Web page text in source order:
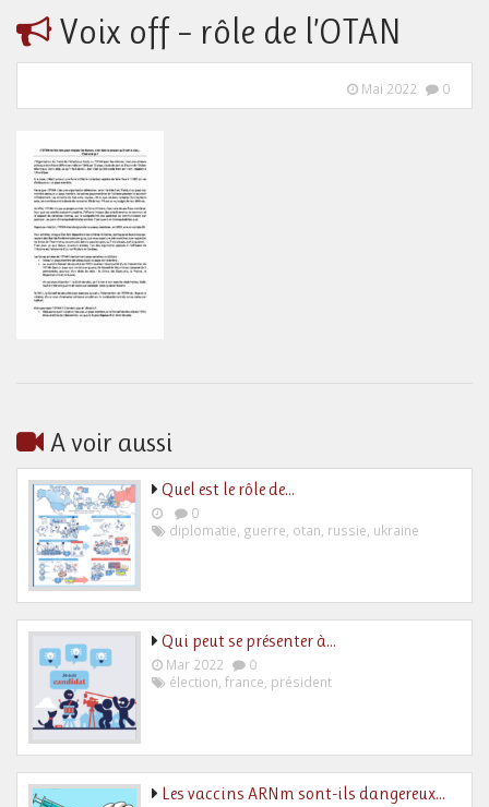
Voix off – rôle de l’OTAN
Mai 2022 0
A voir aussi
Quel est le rôle de…
0
diplomatie guerre otan russie ukraine
Qui peut se présenter à…
Mar 2022
0
élection, france, président
Les vaccins ARNm sont-ils dangereux…